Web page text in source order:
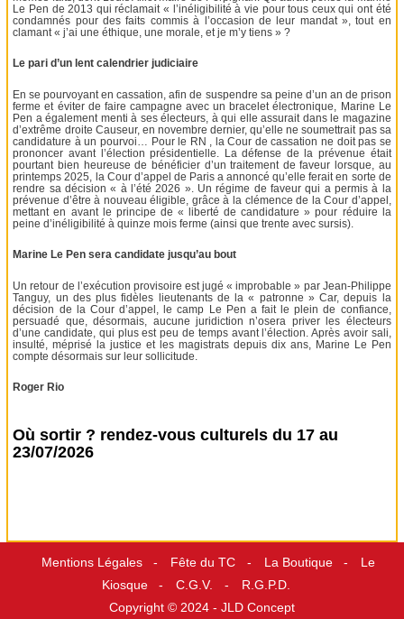
Le Pen de 2013 qui réclamait « l’inéligibilité à vie pour tous ceux qui ont été
condamnés pour des faits commis à l’occasion de leur mandat », tout en
clamant « j’ai une éthique, une morale, et je m’y tiens » ?
Le pari d’un lent calendrier judiciaire
En se pourvoyant en cassation, afin de suspendre sa peine d’un an de prison
ferme et éviter de faire campagne avec un bracelet électronique, Marine Le
Pen a également menti à ses électeurs, à qui elle assurait dans le magazine
d’extrême droite Causeur, en novembre dernier, qu’elle ne soumettrait pas sa
candidature à un pourvoi… Pour le RN , la Cour de cassation ne doit pas se
prononcer avant l’élection présidentielle. La défense de la prévenue était
pourtant bien heureuse de bénéficier d’un traitement de faveur lorsque, au
printemps 2025, la Cour d’appel de Paris a annoncé qu’elle ferait en sorte de
rendre sa décision « à l’été 2026 ». Un régime de faveur qui a permis à la
prévenue d’être à nouveau éligible, grâce à la clémence de la Cour d’appel,
mettant en avant le principe de « liberté de candidature » pour réduire la
peine d’inéligibilité à quinze mois ferme (ainsi que trente avec sursis).
Marine Le Pen sera candidate jusqu’au bout
Un retour de l’exécution provisoire est jugé « improbable » par Jean-Philippe
Tanguy, un des plus fidèles lieutenants de la « patronne » Car, depuis la
décision de la Cour d’appel, le camp Le Pen a fait le plein de confiance,
persuadé que, désormais, aucune juridiction n’osera priver les électeurs
d’une candidate, qui plus est peu de temps avant l’élection. Après avoir sali,
insulté, méprisé la justice et les magistrats depuis dix ans, Marine Le Pen
compte désormais sur leur sollicitude.
Roger Rio
Où sortir ? rendez-vous culturels du 17 au
23/07/2026
Mentions Légales Fête du TC La Boutique
Le
Kiosque
C.G.V.
R.G.P.D.
Copyright © 2024 - JLD Concept